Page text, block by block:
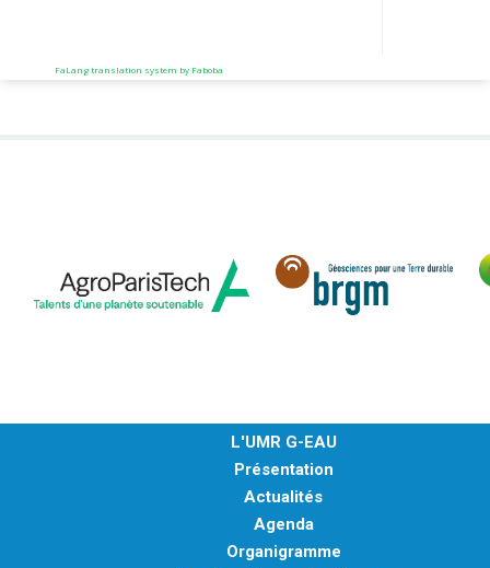
FaLang translation system by Faboba
L'UMR G-EAU
Présentation
Actualités
Agenda
Organigramme